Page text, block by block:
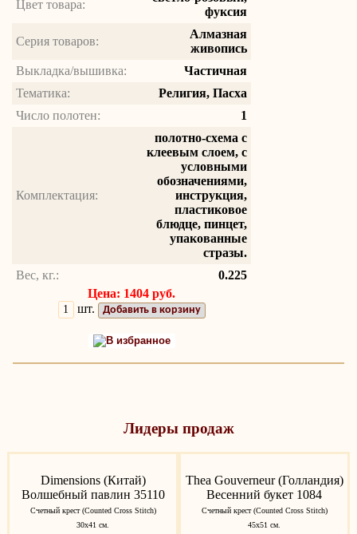
Цвет товара:
фуксия
Серия товаров:
Алмазная
живопись
Выкладка/вышивка:
Частичная
Тематика:
Религия, Пасха
Число полотен:
1
Комплектация:
полотно-схема с
клеевым слоем, с
условными
обозначениями,
инструкция,
пластиковое
блюдце, пинцет,
упакованные
стразы.
Вес, кг.:
0.225
Цена: 1404 руб.
шт.
Добавить в корзину
В избранное
Лидеры продаж
Dimensions (Китай)
Волшебный павлин 35110
Счетный крест (Counted Cross Stitch)
30x41 см.
Thea Gouverneur (Голландия)
Весенний букет 1084
Счетный крест (Counted Cross Stitch)
45х51 см.